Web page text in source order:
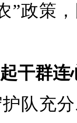
”政策
干群连
队充